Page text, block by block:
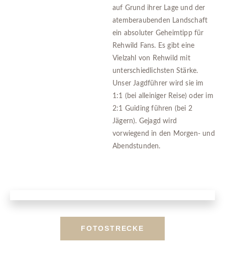
auf Grund ihrer Lage und der
atemberaubenden Landschaft
ein absoluter Geheimtipp für
Rehwild Fans. Es gibt eine
Vielzahl von Rehwild mit
unterschiedlichsten Stärke.
Unser Jagdführer wird sie im
1:1 (bei alleiniger Reise) oder im
2:1 Guiding führen (bei 2
Jägern). Gejagd wird
vorwiegend in den Morgen- und
Abendstunden.
FOTOSTRECKE